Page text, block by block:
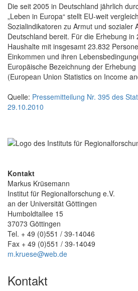
Die seit 2005 in Deutschland jährlich
„Leben in Europa“ stellt EU-weit
Sozialindikatoren zu Armut und sozialer
Deutschland bereit. Für die Erhebung in
Haushalte mit insgesamt 23.832
Einkommen und ihren
Europäische Bezeichnung der
(European Union Statistics on Income
Quelle: Pressemitteilung Nr. 395 des
29.10.2010
Kontakt
Markus Krüsemann
Institut für Regionalforschung e.V.
an der Universität Göttingen
Humboldtallee 15
37073 Göttingen
Tel. + 49 (0)551 / 39-14046
Fax + 49 (0)551 / 39-14049
m.kruese@web.de
Kontakt